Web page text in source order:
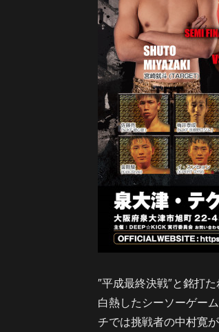
″平成最終決戦″と銘打
白熱したシーソーゲー
チでは挑戦者の中村寛